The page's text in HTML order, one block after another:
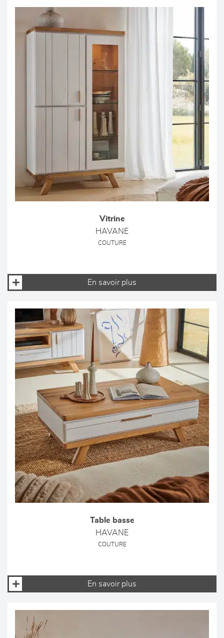
Vitrine
HAVANE
COUTURE
En savoir plus
Table basse
HAVANE
COUTURE
En savoir plus